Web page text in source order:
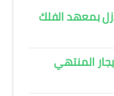
بمعهد الفلك
الإيجار المنتهي